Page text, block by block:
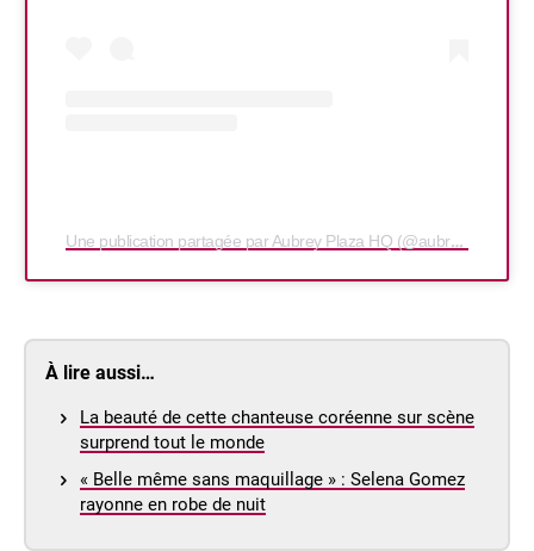
Une publication partagée par Aubrey Plaza HQ (@aubreyplazahq)
À lire aussi…
La beauté de cette chanteuse coréenne sur scène
surprend tout le monde
« Belle même sans maquillage » : Selena Gomez
rayonne en robe de nuit